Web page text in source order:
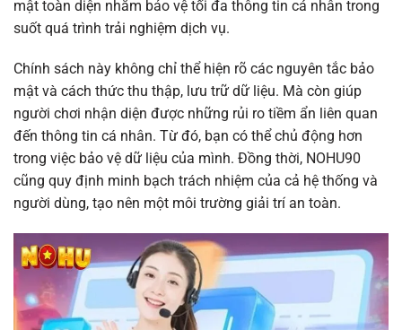
mật toàn diện nhằm bảo vệ tối đa thông tin cá nhân trong
suốt quá trình trải nghiệm dịch vụ.
Chính sách này không chỉ thể hiện rõ các nguyên tắc bảo
mật và cách thức thu thập, lưu trữ dữ liệu. Mà còn giúp
người chơi nhận diện được những rủi ro tiềm ẩn liên quan
đến thông tin cá nhân. Từ đó, bạn có thể chủ động hơn
trong việc bảo vệ dữ liệu của mình. Đồng thời, NOHU90
cũng quy định minh bạch trách nhiệm của cả hệ thống và
người dùng, tạo nên một môi trường giải trí an toàn.